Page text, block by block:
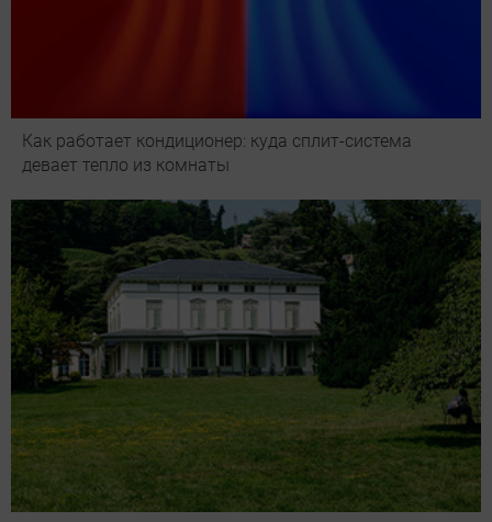
Как работает кондиционер: куда сплит-система
девает тепло из комнаты